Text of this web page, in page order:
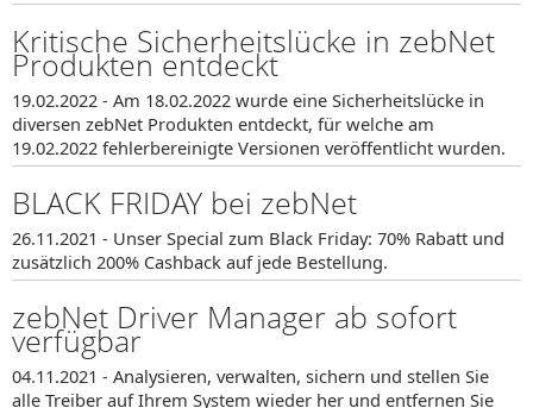
Kritische Sicherheitslücke in zebNet
Produkten entdeckt
19.02.2022 - Am 18.02.2022 wurde eine Sicherheitslücke in
diversen zebNet Produkten entdeckt, für welche am
19.02.2022 fehlerbereinigte Versionen veröffentlicht wurden.
BLACK FRIDAY bei zebNet
26.11.2021 - Unser Special zum Black Friday: 70% Rabatt und
zusätzlich 200% Cashback auf jede Bestellung.
zebNet Driver Manager ab sofort
verfügbar
04.11.2021 - Analysieren, verwalten, sichern und stellen Sie
alle Treiber auf Ihrem System wieder her und entfernen Sie